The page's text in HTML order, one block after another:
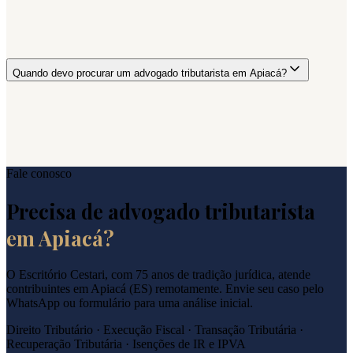
Quando devo procurar um advogado tributarista em Apiacá?
Fale conosco
Precisa de advogado tributarista
em Apiacá?
O Escritório Cestari, com 75 anos de tradição jurídica, atende
contribuintes em Apiacá (ES) remotamente. Envie seu caso pelo
WhatsApp ou formulário para uma análise inicial.
Direito Tributário · Execução Fiscal · Transação Tributária ·
Recuperação Tributária · Isenções de IR e IPVA